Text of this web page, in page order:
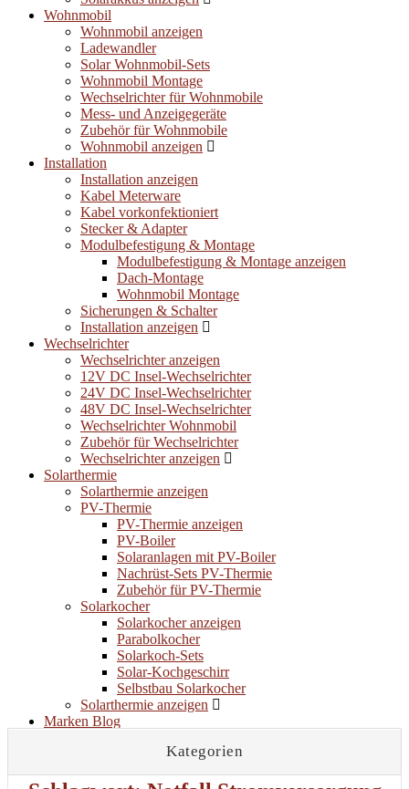
Wohnmobil
Wohnmobil anzeigen
Ladewandler
Solar Wohnmobil-Sets
Wohnmobil Montage
Wechselrichter für Wohnmobile
Mess- und Anzeigegeräte
Zubehör für Wohnmobile
Wohnmobil anzeigen
Installation
Installation anzeigen
Kabel Meterware
Kabel vorkonfektioniert
Stecker & Adapter
Modulbefestigung & Montage
Modulbefestigung & Montage anzeigen
Dach-Montage
Wohnmobil Montage
Sicherungen & Schalter
Installation anzeigen
Wechselrichter
Wechselrichter anzeigen
12V DC Insel-Wechselrichter
24V DC Insel-Wechselrichter
48V DC Insel-Wechselrichter
Wechselrichter Wohnmobil
Zubehör für Wechselrichter
Wechselrichter anzeigen
Solarthermie
Solarthermie anzeigen
PV-Thermie
PV-Thermie anzeigen
PV-Boiler
Solaranlagen mit PV-Boiler
Nachrüst-Sets PV-Thermie
Zubehör für PV-Thermie
Solarkocher
Solarkocher anzeigen
Parabolkocher
Solarkoch-Sets
Solar-Kochgeschirr
Selbstbau Solarkocher
Solarthermie anzeigen
Marken Blog
Kategorien